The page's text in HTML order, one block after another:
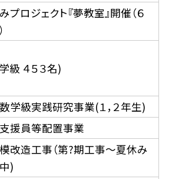
プロジェクト『夢教室』開催（６
級 ４５３名)
学級実践研究事業(１，２年生)
援員等配置事業
改造工事（第?期工事〜夏休み
)